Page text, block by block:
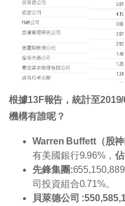
根據13F報告，統計至
機構有誰呢？
Warren Buffett（股神
有美國銀行9.96%，
先鋒集團:
司投資組合0.71%。
貝萊德公司